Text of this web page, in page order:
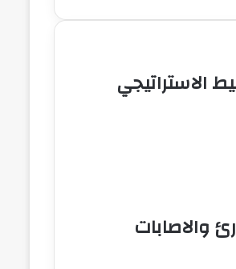
الاستراتيجي
والاصابات